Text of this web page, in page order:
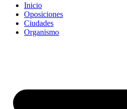
Inicio
Oposiciones
Ciudades
Organismo